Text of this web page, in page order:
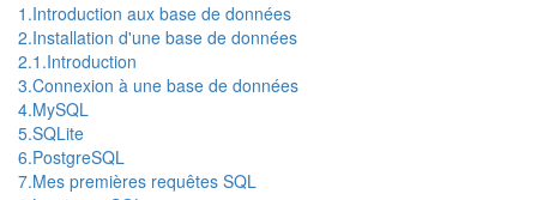
1.Introduction aux base de données
2.Installation d'une base de données
2.1.Introduction
3.Connexion à une base de données
4.MySQL
5.SQLite
6.PostgreSQL
7.Mes premières requêtes SQL